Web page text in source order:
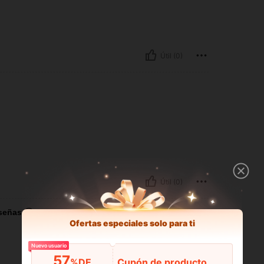
Ofertas especiales solo para ti
Nuevo usuario
57